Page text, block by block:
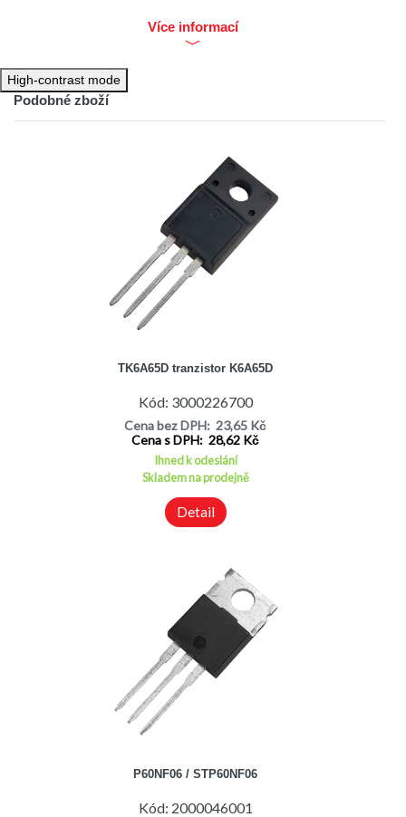
Více informací
High-contrast mode
Podobné zboží
TK6A65D tranzistor K6A65D
Kód: 3000226700
Cena bez DPH: 23,65 Kč
Cena s DPH: 28,62 Kč
Ihned k odeslání
Skladem na prodejně
Detail
P60NF06 / STP60NF06
Kód: 2000046001